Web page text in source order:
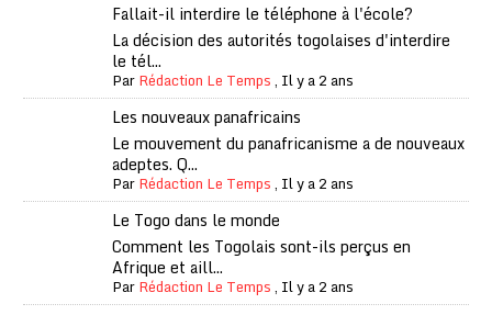
Fallait-il interdire le téléphone à l'école?
La décision des autorités togolaises d'interdire
le tél...
ParRédaction Le Temps, Il y a 2 ans
Les nouveaux panafricains
Le mouvement du panafricanisme a de nouveaux
adeptes. Q...
ParRédaction Le Temps, Il y a 2 ans
Le Togo dans le monde
Comment les Togolais sont-ils perçus en
Afrique et aill...
ParRédaction Le Temps, Il y a 2 ans